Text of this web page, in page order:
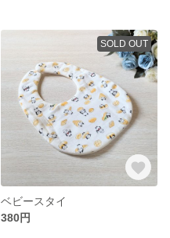
SOLD OUT
ベビースタイ
380円